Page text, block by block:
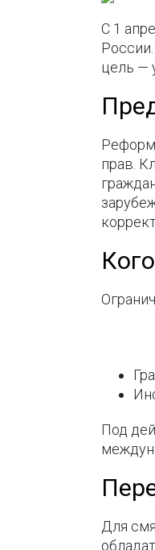
С 1
цель —
прав.
Под
Для